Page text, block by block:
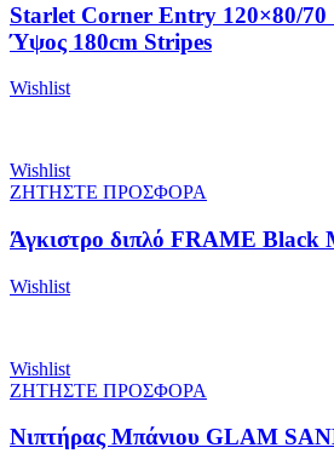
Starlet Corner Entry 120×80/70
Ύψος 180cm Stripes
Wishlist
Wishlist
ΖΗΤΗΣΤΕ ΠΡΟΣΦΟΡΑ
Άγκιστρο διπλό FRAME Black
Wishlist
Wishlist
ΖΗΤΗΣΤΕ ΠΡΟΣΦΟΡΑ
Νιπτήρας Μπάνιου GLAM